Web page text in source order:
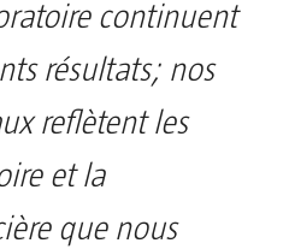
continuent
résultats; nos
reflètent les
et la
que nous